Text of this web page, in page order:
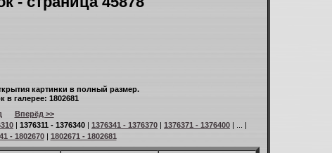
картинки в полный размер.
в галерее: 1802681
Вперёд >>
| 1376311 - 1376340 | 1376341 - 1376370 | 1376371 - 1376400 | ... |
- 1802670| 1802671 - 1802681